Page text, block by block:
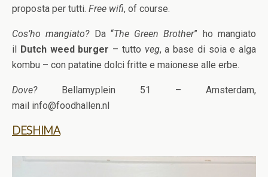
proposta per tutti. Free wifi, of course.
Cos’ho mangiato? Da “The Green Brother” ho mangiato
il Dutch weed burger – tutto veg, a base di soia e alga
kombu – con patatine dolci fritte e maionese alle erbe.
Dove? Bellamyplein 51 – Amsterdam,
mail info@foodhallen.nl
DESHIMA